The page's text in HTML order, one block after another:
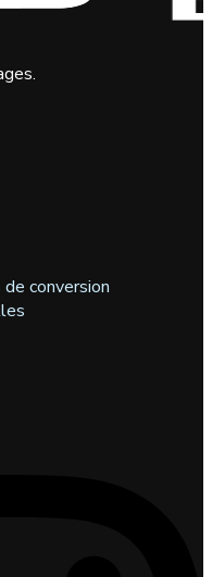
conversion